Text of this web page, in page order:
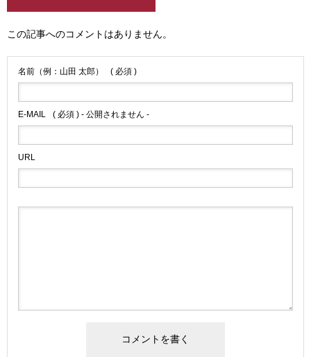
この記事へのコメントはありません。
名前（例：山田 太郎） ( 必須 )
E-MAIL ( 必須 ) - 公開されません -
URL